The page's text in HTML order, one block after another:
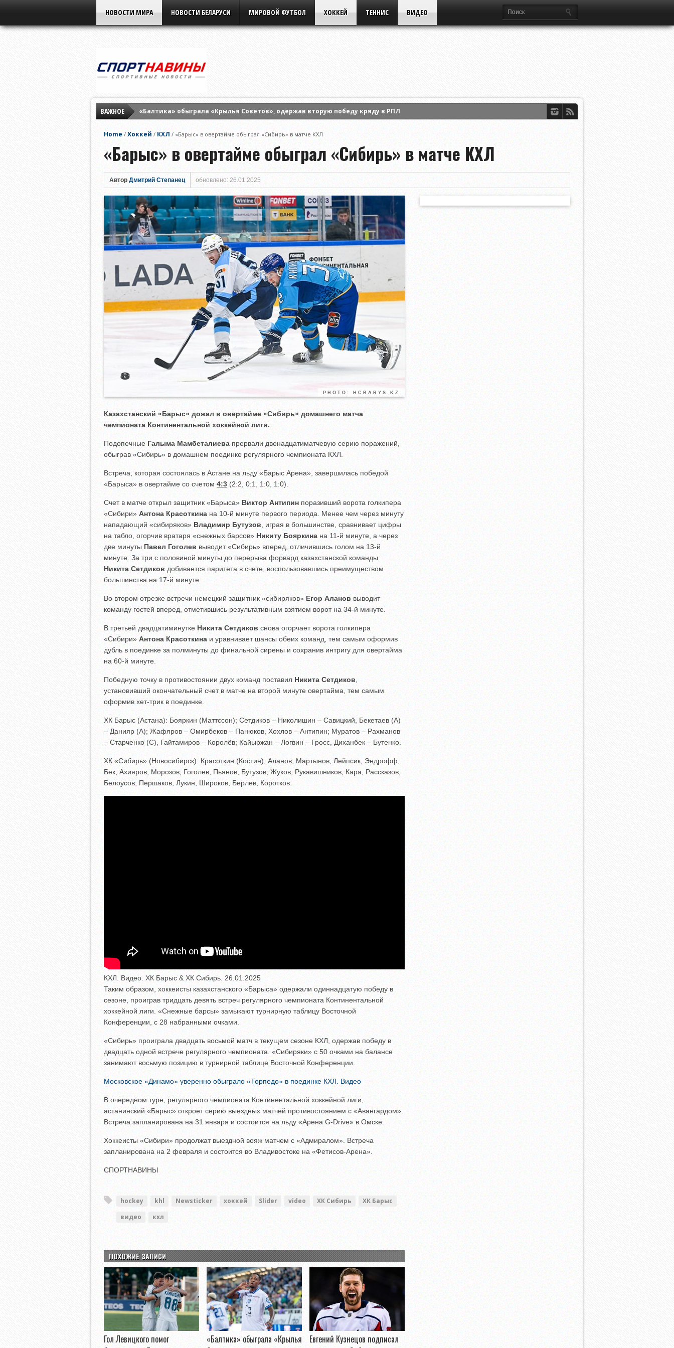
НОВОСТИ МИРА НОВОСТИ БЕЛАРУСИ МИРОВОЙ ФУТБОЛ ХОККЕЙ ТЕННИС ВИДЕО
ВАЖНОЕ
«Балтика» обыграла «Крылья Советов», одержав вторую победу кряду в РПЛ
Home / Хоккей / КХЛ / «Барыс» в овертайме обыграл «Сибирь» в матче КХЛ
«Барыс» в овертайме обыграл «Сибирь» в матче КХЛ
Автор Дмитрий Степанец обновлено: 26.01.2025
PHOTO: HCBARYS.KZ
Казахстанский «Барыс» дожал в овертайме «Сибирь» домашнего матча
чемпионата Континентальной хоккейной лиги.
Подопечные Галыма Мамбеталиева прервали двенадцатиматчевую серию поражений,
обыграв «Сибирь» в домашнем поединке регулярного чемпионата КХЛ.
Встреча, которая состоялась в Астане на льду «Барыс Арена», завершилась победой
«Барыса» в овертайме со счетом 4:3 (2:2, 0:1, 1:0, 1:0).
Счет в матче открыл защитник «Барыса» Виктор Антипин поразивший ворота голкипера
«Сибири» Антона Красоткина на 10-й минуте первого периода. Менее чем через минуту
нападающий «сибиряков» Владимир Бутузов , играя в большинстве, сравнивает цифры
на табло, огорчив вратаря «снежных барсов» Никиту Бояркина на 11-й минуте, а через
две минуты Павел Гоголев выводит «Сибирь» вперед, отличившись голом на 13-й
минуте. За три с половиной минуты до перерыва форвард казахстанской команды
Никита Сетдиков добивается паритета в счете, воспользовавшись преимуществом
большинства на 17-й минуте.
Во втором отрезке встречи немецкий защитник «сибиряков» Егор Аланов выводит
команду гостей вперед, отметившись результативным взятием ворот на 34-й минуте.
В третьей двадцатиминутке Никита Сетдиков снова огорчает ворота голкипера
«Сибири» Антона Красоткина и уравнивает шансы обеих команд, тем самым оформив
дубль в поединке за полминуты до финальной сирены и сохранив интригу для овертайма
на 60-й минуте.
Победную точку в противостоянии двух команд поставил Никита Сетдиков
установивший окончательный счет в матче на второй минуте овертайма, тем самым
оформив хет-трик в поединке.
ХК Барыс (Астана): Бояркин (Маттссон); Сетдиков – Николишин – Савицкий, Бекетаев (А)
– Данияр (А); Жафяров – Омирбеков – Панюков, Хохлов – Антипин; Муратов – Рахманов
– Старченко (С), Гайтамиров – Королёв; Кайыржан – Логвин – Гросс, Диханбек – Бутенко.
ХК «Сибирь» (Новосибирск): Красоткин (Костин); Аланов, Мартынов, Лейпсик, Эндрофф,
Бек; Ахияров, Морозов, Гоголев, Пьянов, Бутузов; Жуков, Рукавишников, Кара, Рассказов,
Белоусов; Першаков, Лукин, Широков, Берлев, Коротков.
КХЛ. Видео. ХК Барыс & ХК Сибирь. 26.01.2025
Таким образом, хоккеисты казахстанского «Барыса» одержали одиннадцатую победу в
сезоне, проиграв тридцать девять встреч регулярного чемпионата Континентальной
хоккейной лиги. «Снежные барсы» замыкают турнирную таблицу Восточной
Конференции, с 28 набранными очками.
«Сибирь» проиграла двадцать восьмой матч в текущем сезоне КХЛ, одержав победу в
двадцать одной встрече регулярного чемпионата. «Сибиряки» с 50 очками на балансе
занимают восьмую позицию в турнирной таблице Восточной Конференции.
Московское «Динамо» уверенно обыграло «Торпедо» в поединке КХЛ. Видео
В очередном туре, регулярного чемпионата Континентальной хоккейной лиги,
астанинский «Барыс» откроет серию выездных матчей противостоянием с «Авангардом».
Встреча запланирована на 31 января и состоится на льду «Арена G-Drive» в Омске.
Хоккеисты «Сибири» продолжат выездной вояж матчем с «Адмиралом». Встреча
запланирована на 2 февраля и состоится во Владивостоке на «Фетисов-Арена».
СПОРТНАВИНЫ
hockey khl Newsticker хоккей Slider video ХК Сибирь
ХК Барыс
видео
кхл
ПОХОЖИЕ ЗАПИСИ
Гол Левицкого помог
«Балтика» обыграла «Крылья
Евгений Кузнецов подписал